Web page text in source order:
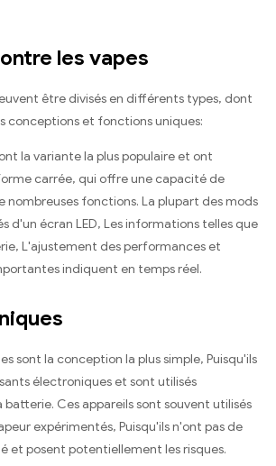
les vapes
être divisés en différents types, dont
conceptions et fonctions uniques:
la variante la plus populaire et ont
carrée, qui offre une capacité de
nombreuses fonctions. La plupart des mods
d'un écran LED, Les informations telles que
L'ajustement des performances et
indiquent en temps réel.
sont la conception la plus simple, Puisqu'ils
électroniques et sont utilisés
Ces appareils sont souvent utilisés
expérimentés, Puisqu'ils n'ont pas de
et posent potentiellement les risques.